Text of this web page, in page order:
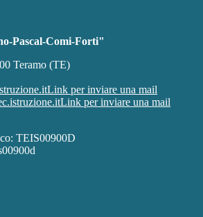
Pascal-Comi-Forti"
Teramo (TE)
Link per inviare una mail
Link per inviare una mail
TEIS00900D